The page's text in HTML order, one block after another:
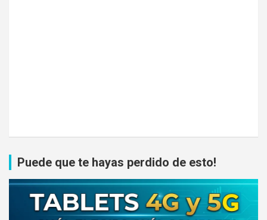
Puede que te hayas perdido de esto!